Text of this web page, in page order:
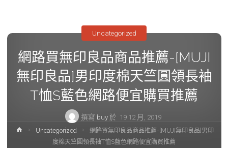
網路買無印良品商品推薦-[MUJI
無印良品]男印度棉天竺圓領長袖
T恤S藍色網路便宜購買推薦
撰寫 buy 於 19 12 月, 2019
Uncategorized
首
Uncategorized
網路買無印良品商品推薦-[MUJI無印良品]男印
度棉天竺圓領長袖T恤S藍色網路便宜購買推薦